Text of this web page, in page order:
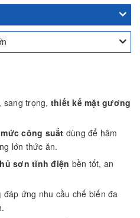
sang trọng, thiết kế mặt gương
mức công suất dùng để hâm
lớn thức ăn.
sơn tĩnh điện bền tốt, an
đáp ứng nhu cầu chế biến đa